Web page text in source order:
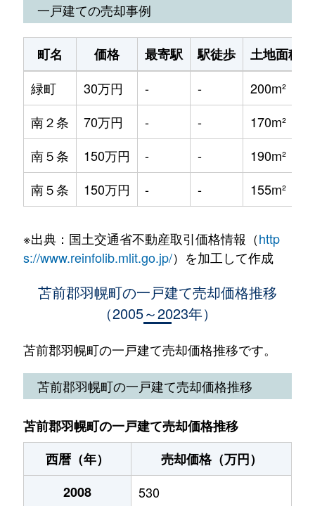
一戸建ての売却事例
町名 価格 最寄駅 駅徒歩
土地面積
緑町
30万円 - -
200m²
南２条
70万円 - -
170m²
南５条
150万円 - -
190m²
南５条
150万円 - - 155m²
※出典：国土交通省不動産取引価格情報（http
s://www.reinfolib.mlit.go.jp/）を加工して作成
苫前郡羽幌町の一戸建て売却価格推移
（2005～2023年）
苫前郡羽幌町の一戸建て売却価格推移です。
苫前郡羽幌町の一戸建て売却価格推移
苫前郡羽幌町の一戸建て売却価格推移
西暦（年）
売却価格（万円）
2008
530